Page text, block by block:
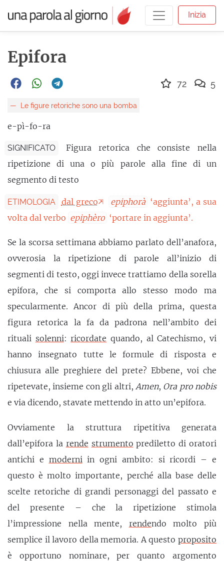
Inizia
Epifora
Le figure retoriche sono una bomba
e-pì-fo-ra
SIGNIFICATO
Figura retorica che consiste nella
ripetizione di una o più parole alla fine di un
segmento di testo
ETIMOLOGIA dal greco epiphorà ‘aggiunta’, a sua
volta dal verbo epiphèro ‘portare in aggiunta’.
Se la scorsa settimana abbiamo parlato dell’anafora,
ovverosia la ripetizione di parole all’inizio di
segmenti di testo, oggi invece trattiamo della sorella
epifora, che si comporta allo stesso modo ma
specularmente. Ancor di più della prima, questa
figura retorica la fa da padrona nell’ambito dei
rituali solenni:ricordate quando, al Catechismo, vi
hanno insegnato tutte le formule di risposta e
chiusura alle preghiere del prete? Ebbene, voi che
ripetevate, insieme con gli altri, Amen, Ora pro nobis
e via dicendo, stavate mettendo in atto un’epifora.
Ovviamente la struttura ripetitiva generata
dall’epifora la rende strumento prediletto di oratori
antichi e moderni in ogni ambito: si ricordi – e
questo è molto importante, perché alla base delle
scelte retoriche di grandi personaggi del passato e
del presente – che la ripetizione stimola
l’impressione nella mente, rendendo molto più
semplice il lavoro della memoria. A questo proposito
è opportuno nominare, per quanto argomento
72 5